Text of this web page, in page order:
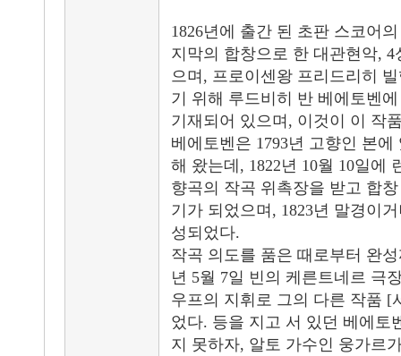
1826년에 출간 된 초판 스코어
지막의 합창으로 한 대관현악,
으며, 프로이센왕 프리드리히
기 위해 루드비히 반 베에토벤
기재되어 있으며, 이것이 이 작
베에토벤은 1793년 고향인 본
해 왔는데, 1822년 10월 10일에
향곡의 작곡 위촉장을 받고 합
기가 되었으며, 1823년 말경이
성되었다.
작곡 의도를 품은 때로부터 완
년 5월 7일 빈의 케른트네르 극
우프의 지휘로 그의 다른 작품
었다. 등을 지고 서 있던 베에토
지 못하자, 알토 가수인 웅가르